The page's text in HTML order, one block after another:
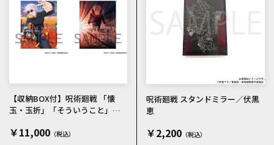
【収納BOX付】呪術廻戦 「懐
玉・玉折」「そういうこと」
TION Vol.3」＆「渋谷事変」 原
￥11,000
呪術廻戦 スタンドミラー／伏黒
恵
￥2,200